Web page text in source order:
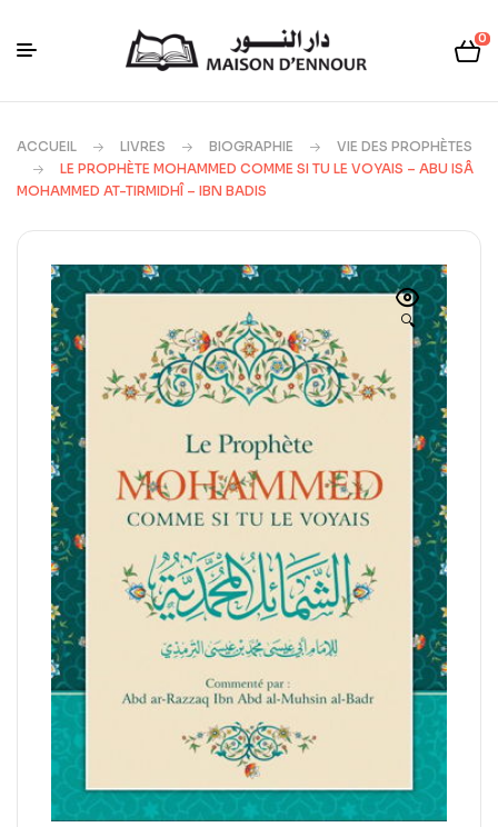
0
ACCUEIL LIVRES BIOGRAPHIE
VIE DES PROPHÈTES
LE PROPHÈTE MOHAMMED COMME SI TU LE VOYAIS – ABU ISÂ
MOHAMMED AT-TIRMIDHÎ – IBN BADIS
🔍